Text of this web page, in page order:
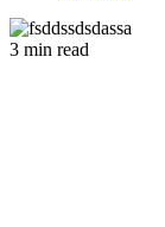
3 min read